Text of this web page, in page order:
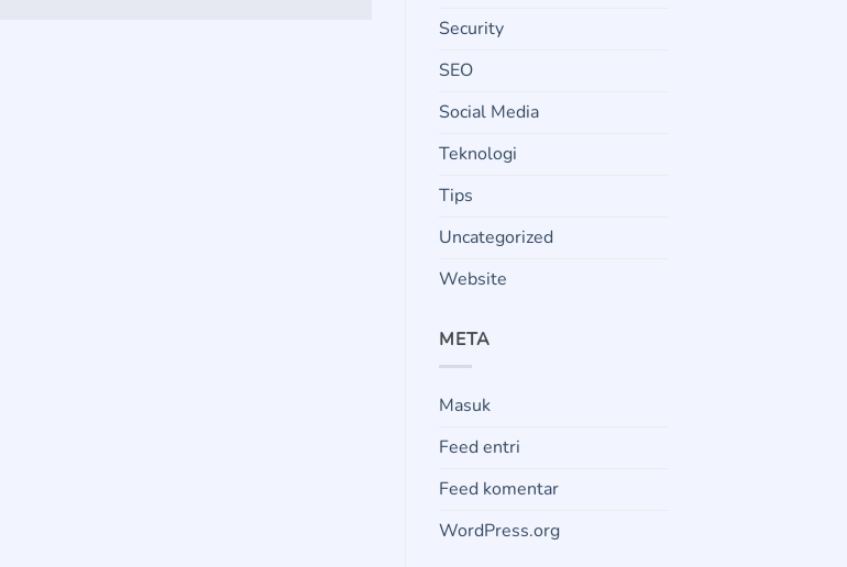
Security
SEO
Social Media
Teknologi
Tips
Uncategorized
Website
META
Masuk
Feed entri
Feed komentar
WordPress.org